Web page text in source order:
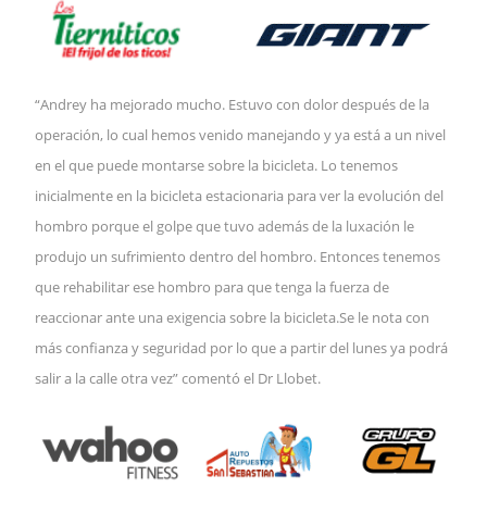
“Andrey ha mejorado mucho. Estuvo con dolor después de la
operación, lo cual hemos venido manejando y ya está a un nivel
en el que puede montarse sobre la bicicleta. Lo tenemos
inicialmente en la bicicleta estacionaria para ver la evolución del
hombro porque el golpe que tuvo además de la luxación le
produjo un sufrimiento dentro del hombro. Entonces tenemos
que rehabilitar ese hombro para que tenga la fuerza de
reaccionar ante una exigencia sobre la bicicleta.Se le nota con
más confianza y seguridad por lo que a partir del lunes ya podrá
salir a la calle otra vez” comentó el Dr Llobet.